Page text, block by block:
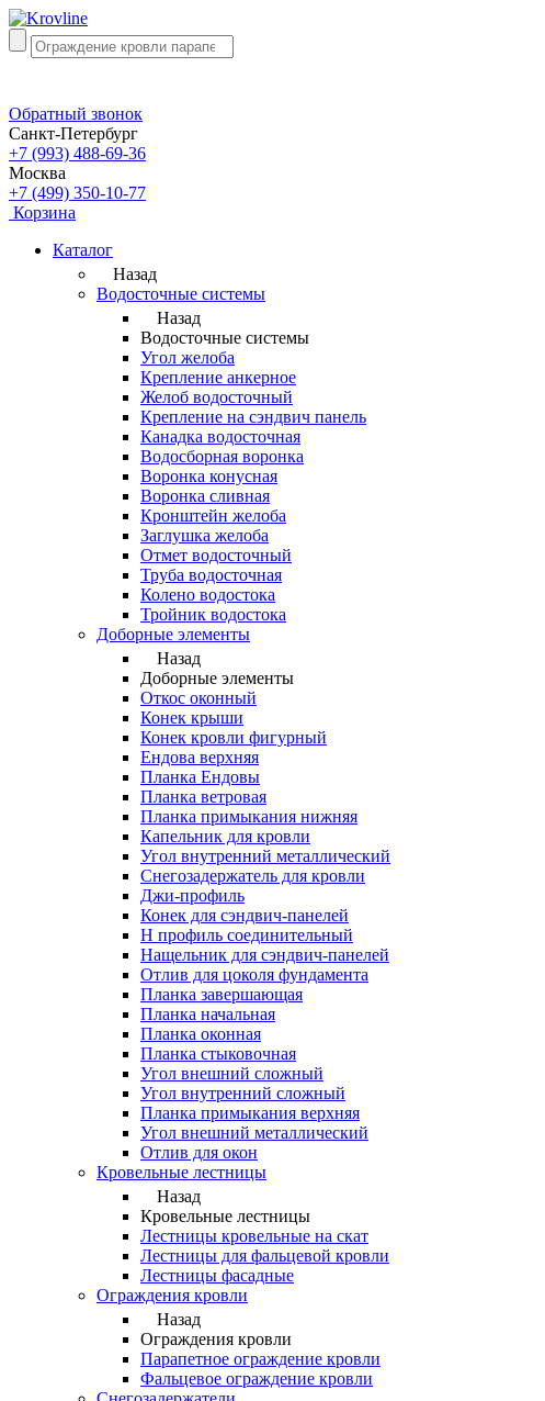
Обратный звонок
Санкт-Петербург
+7 (993) 488-69-36
Москва
+7 (499) 350-10-77
Корзина
Каталог
Назад
Водосточные системы
Назад
Водосточные системы
Угол желоба
Крепление анкерное
Желоб водосточный
Крепление на сэндвич панель
Канадка водосточная
Водосборная воронка
Воронка конусная
Воронка сливная
Кронштейн желоба
Заглушка желоба
Отмет водосточный
Труба водосточная
Колено водостока
Тройник водостока
Доборные элементы
Назад
Доборные элементы
Откос оконный
Конек крыши
Конек кровли фигурный
Ендова верхняя
Планка Ендовы
Планка ветровая
Планка примыкания нижняя
Капельник для кровли
Угол внутренний металлический
Снегозадержатель для кровли
Джи-профиль
Конек для сэндвич-панелей
Н профиль соединительный
Нащельник для сэндвич-панелей
Отлив для цоколя фундамента
Планка завершающая
Планка начальная
Планка оконная
Планка стыковочная
Угол внешний сложный
Угол внутренний сложный
Планка примыкания верхняя
Угол внешний металлический
Отлив для окон
Кровельные лестницы
Назад
Кровельные лестницы
Лестницы кровельные на скат
Лестницы для фальцевой кровли
Лестницы фасадные
Ограждения кровли
Назад
Ограждения кровли
Парапетное ограждение кровли
Фальцевое ограждение кровли